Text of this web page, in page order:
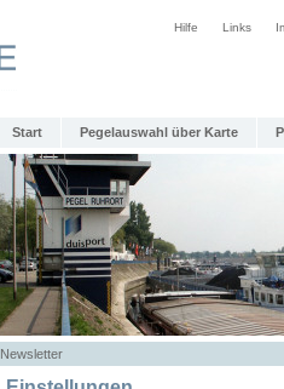
Hilfe Links
Start Pegelauswahl über Karte
Newsletter